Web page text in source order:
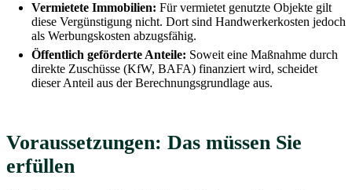
Vermietete Immobilien: Für vermietet genutzte Objekte gilt
diese Vergünstigung nicht. Dort sind Handwerkerkosten jedoch
als Werbungskosten abzugsfähig.
Öffentlich geförderte Anteile: Soweit eine Maßnahme durch
direkte Zuschüsse (KfW, BAFA) finanziert wird, scheidet
dieser Anteil aus der Berechnungsgrundlage aus.
Voraussetzungen: Das müssen Sie
erfüllen